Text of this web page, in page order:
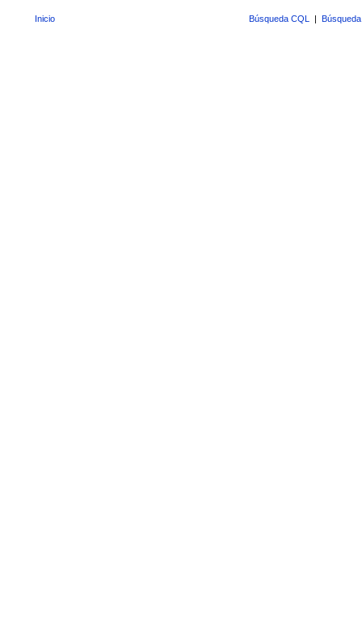
Inicio Búsqueda CQL